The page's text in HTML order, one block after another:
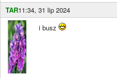
TAR11:34, 31 lip 2024
i busz